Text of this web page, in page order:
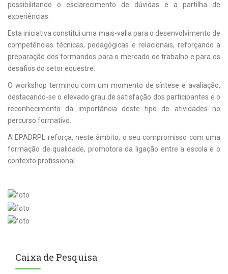
possibilitando o esclarecimento de dúvidas e a partilha de
experiências.
Esta iniciativa constitui uma mais-valia para o desenvolvimento de
competências técnicas, pedagógicas e relacionais, reforçando a
preparação dos formandos para o mercado de trabalho e para os
desafios do setor equestre.
O workshop terminou com um momento de síntese e avaliação,
destacando-se o elevado grau de satisfação dos participantes e o
reconhecimento da importância deste tipo de atividades no
percurso formativo.
A EPADRPL reforça, neste âmbito, o seu compromisso com uma
formação de qualidade, promotora da ligação entre a escola e o
contexto profissional.
Caixa de Pesquisa